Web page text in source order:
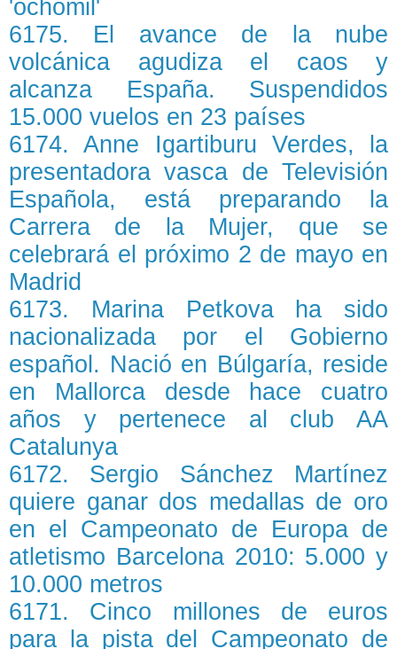
'ochomil'
6175. El avance de la nube
volcánica agudiza el caos y
alcanza España. Suspendidos
15.000 vuelos en 23 países
6174. Anne Igartiburu Verdes, la
presentadora vasca de Televisión
Española, está preparando la
Carrera de la Mujer, que se
celebrará el próximo 2 de mayo en
Madrid
6173. Marina Petkova ha sido
nacionalizada por el Gobierno
español. Nació en Búlgaría, reside
en Mallorca desde hace cuatro
años y pertenece al club AA
Catalunya
6172. Sergio Sánchez Martínez
quiere ganar dos medallas de oro
en el Campeonato de Europa de
atletismo Barcelona 2010: 5.000 y
10.000 metros
6171. Cinco millones de euros
para la pista del Campeonato de